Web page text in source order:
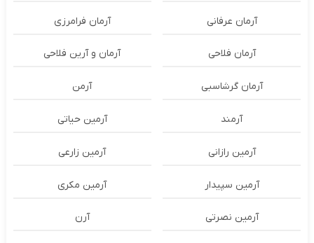
آرمان عرفانی آرمان فرامرزی
آرمان فلاحی آرمان و آرین فلاحی
آرمان گرشاسبی آرمن
آرمند آرمین حیاتی
آرمین رازانی آرمین زارعی
آرمین سپیدار آرمین مکری
آرمین نصرتی آرن